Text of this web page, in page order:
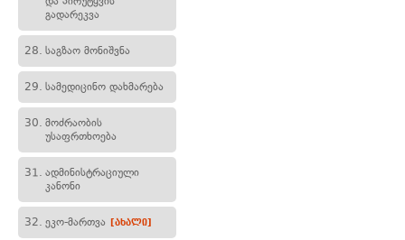
გადარეკვა
28. საგზაო მონიშვნა
29. სამედიცინო დახმარება
30. მოძრაობის
უსაფრთხოება
31. ადმინისტრაციული
კანონი
32. ეკო-მართვა [ახალი]